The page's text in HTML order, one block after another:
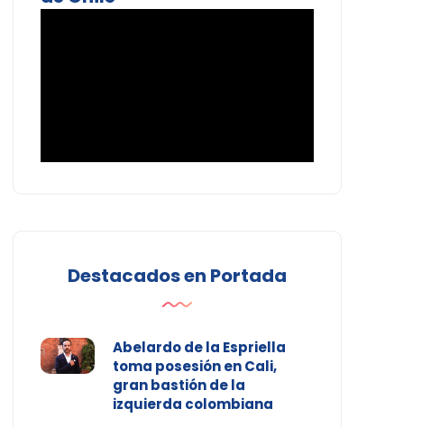
Destacados en Portada
Abelardo de la Espriella
toma posesión en Cali,
gran bastión de la
izquierda colombiana